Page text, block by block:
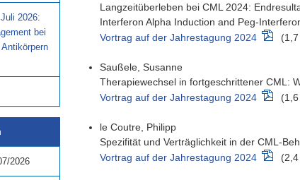
2026:
bei
2026
Langzeitüberleben bei CML 2024:
Interferon Alpha Induction and Peg-
Vortrag auf der Jahrestagung 2024
Saußele, Susanne
Therapiewechsel in fortgeschrittener CML:
Vortrag auf der Jahrestagung 2024
le Coutre, Philipp
Spezifität und Verträglichkeit in der CML-
Vortrag auf der Jahrestagung 2024